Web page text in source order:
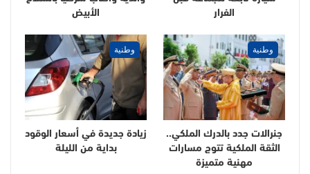
الفرار
الأبيض
وطنية
جنرالات جدد بالدرك الملكي..
الثقة الملكية تتوج مسارات
مهنية متميزة
وطنية
زيادة جديدة في أسعار الوقود
بداية من الليلة